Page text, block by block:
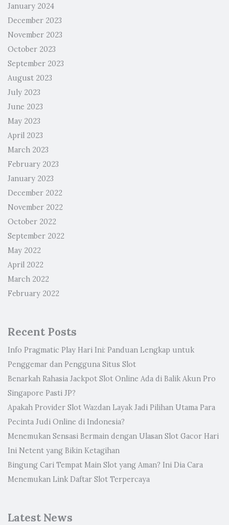
January 2024
December 2023
November 2023
October 2023
September 2023
August 2023
July 2023
June 2023
May 2023
April 2023
March 2023
February 2023
January 2023
December 2022
November 2022
October 2022
September 2022
May 2022
April 2022
March 2022
February 2022
Recent Posts
Info Pragmatic Play Hari Ini: Panduan Lengkap untuk
Penggemar dan Pengguna Situs Slot
Benarkah Rahasia Jackpot Slot Online Ada di Balik Akun Pro
Singapore Pasti JP?
Apakah Provider Slot Wazdan Layak Jadi Pilihan Utama Para
Pecinta Judi Online di Indonesia?
Menemukan Sensasi Bermain dengan Ulasan Slot Gacor Hari
Ini Netent yang Bikin Ketagihan
Bingung Cari Tempat Main Slot yang Aman? Ini Dia Cara
Menemukan Link Daftar Slot Terpercaya
Latest News